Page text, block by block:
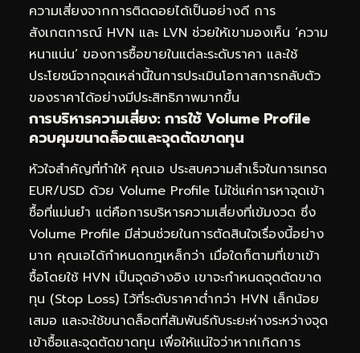
ความเสี่ยงจากการติดดอยได้เป็นอย่างดี การ
สังเกตการณ์ HVN และ LVN ช่วยให้เขามองเห็น ‘ความ
หนาแน่น’ ของการซื้อขายในแต่ละระดับราคา และใช้
ประโยชน์จากจุดเหล่านี้ในการประเมินโอกาสการกลับตัว
ของราคาได้อย่างมีประสิทธิภาพมากขึ้น
การบริหารความเสี่ยง: การใช้ Volume Profile
ควบคุมขนาดล็อตและจุดตัดขาดทุน
หัวใจสำคัญที่ทำให้ คุณเอ ประสบความสำเร็จในการเทรด
EUR/USD ด้วย Volume Profile ไม่ใช่แค่การหาจุดเข้า
ซื้อที่แม่นยำ แต่คือการบริหารความเสี่ยงที่เข้มงวด ซึ่ง
Volume Profile มีส่วนช่วยในการตัดสินใจเรื่องนี้อย่าง
มาก คุณเอได้กำหนดกฎเหล็กว่า เมื่อใดก็ตามที่เขาเข้า
ซื้อโดยใช้ HVN เป็นจุดอ้างอิง เขาจะกำหนดจุดตัดขาด
ทุน (Stop Loss) ไว้ที่ระดับราคาต่ำกว่า HVN เล็กน้อย
เสมอ และจะใช้ขนาดล็อตที่สัมพันธ์กับระยะห่างระหว่างจุด
เข้าซื้อและจุดตัดขาดทุน เพื่อให้แน่ใจว่าหากเกิดการ